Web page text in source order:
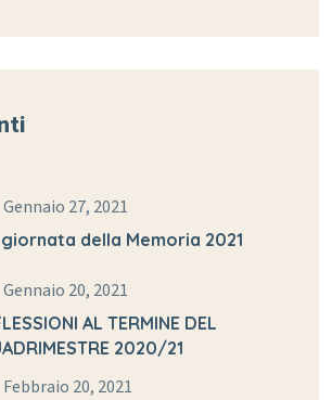
Gennaio 27, 2021
della Memoria 2021
Gennaio 20, 2021
AL TERMINE DEL
2020/21
Febbraio 20, 2021